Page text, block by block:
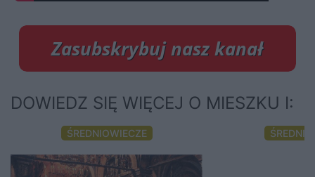
DOWIEDZ SIĘ WIĘCEJ O MIESZKU I:
ŚREDNIOWIECZE